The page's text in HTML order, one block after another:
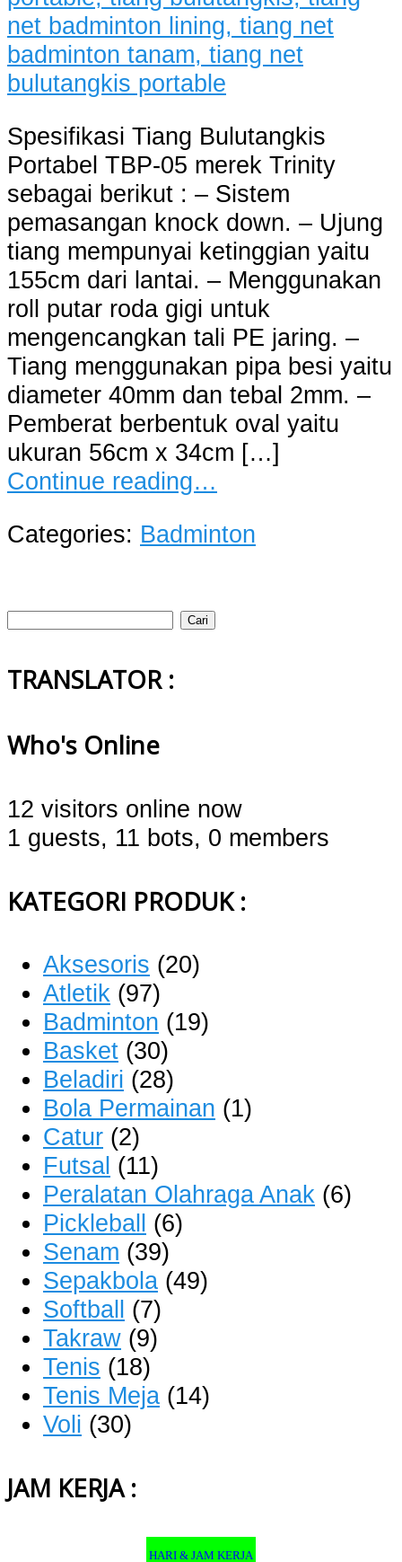
Spesifikasi Tiang Bulutangkis
Portabel TBP-05 merek Trinity
sebagai berikut : – Sistem
pemasangan knock down. – Ujung
tiang mempunyai ketinggian yaitu
155cm dari lantai. – Menggunakan
roll putar roda gigi untuk
mengencangkan tali PE jaring. –
Tiang menggunakan pipa besi yaitu
diameter 40mm dan tebal 2mm. –
Pemberat berbentuk oval yaitu
ukuran 56cm x 34cm […]
Continue reading…
Categories: Badminton
Cari
TRANSLATOR :
Who's Online
12 visitors online now
1 guests, 11 bots, 0 members
KATEGORI PRODUK :
Aksesoris (20)
Atletik (97)
Badminton (19)
Basket (30)
Beladiri (28)
Bola Permainan (1)
Catur (2)
Futsal (11)
Peralatan Olahraga Anak (6)
Pickleball (6)
Senam (39)
Sepakbola (49)
Softball (7)
Takraw (9)
Tenis (18)
Tenis Meja (14)
Voli (30)
JAM KERJA :
HARI & JAM KERJA